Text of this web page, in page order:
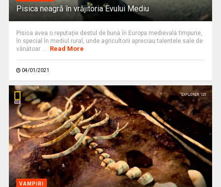
Pisica neagră în vrăjitoria Evului Mediu
Pisica avea o reputație destul de bună în Europa medievală timpurie,
în special în mediul rural, unde agricultorii apreciau talentele sale de
vânătoar ...
Read More
04/01/2021
VAMPIRI